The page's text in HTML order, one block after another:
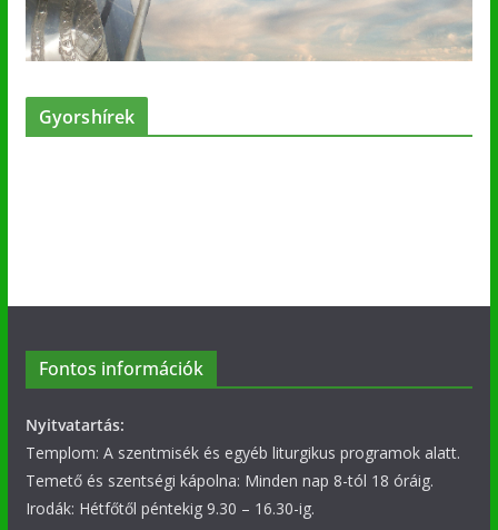
Gyorshírek
Fontos információk
Nyitvatartás:
Templom: A szentmisék és egyéb liturgikus programok alatt.
Temető és szentségi kápolna: Minden nap 8-tól 18 óráig.
Irodák: Hétfőtől péntekig 9.30 – 16.30-ig.